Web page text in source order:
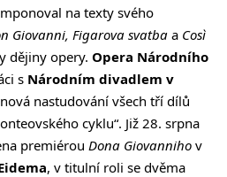
na texty svého
Giovanni, Figarova svatba a Così
dějiny opery. Opera Národního
s Národním divadlem v
nastudování všech tří dílů
cyklu“. Již 28. srpna
premiérou Dona Giovanniho v
, v titulní roli se dvěma